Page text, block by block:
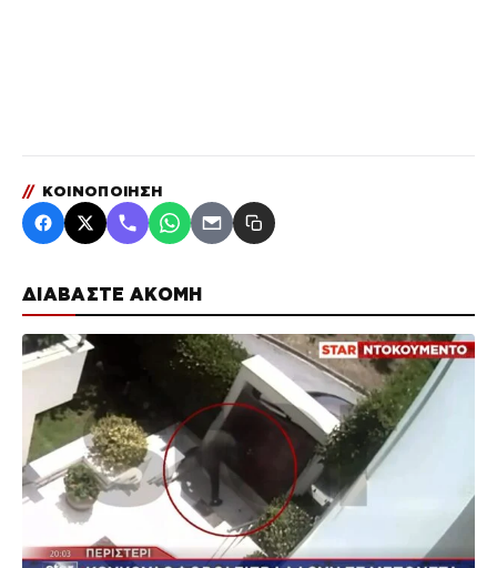
ΔΙΑΒΑΣΤΕ ΑΚΟΜΗ
// ΚΟΙΝΟΠΟΙΗΣΗ